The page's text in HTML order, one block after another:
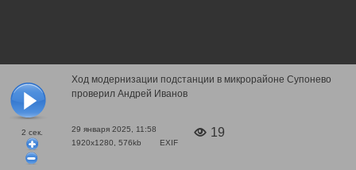
2 сек.
Ход модернизации подстанции в микрорайоне Супонево
проверил Андрей Иванов
29 января 2025, 11:58
1920x1280, 576kb
EXIF
19